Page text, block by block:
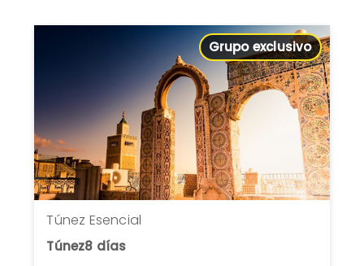
Grupo exclusivo
Túnez Esencial
Túnez8 días